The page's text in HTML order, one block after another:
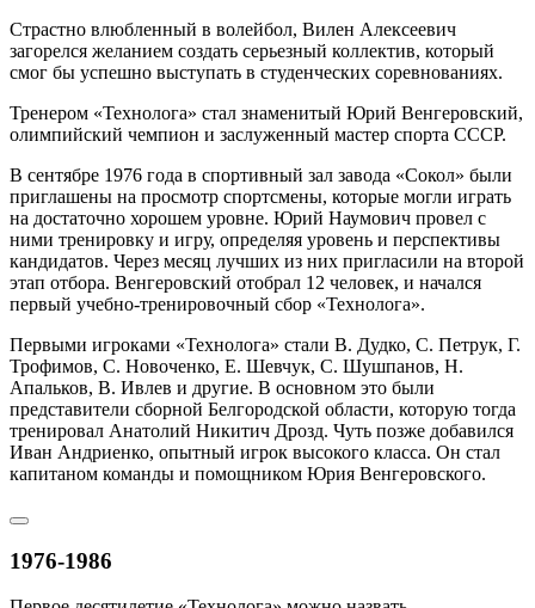
Страстно влюбленный в волейбол, Вилен Алексеевич
загорелся желанием создать серьезный коллектив, который
смог бы успешно выступать в студенческих соревнованиях.
Тренером «Технолога» стал знаменитый Юрий Венгеровский,
олимпийский чемпион и заслуженный мастер спорта СССР.
В сентябре 1976 года в спортивный зал завода «Сокол» были
приглашены на просмотр спортсмены, которые могли играть
на достаточно хорошем уровне. Юрий Наумович провел с
ними тренировку и игру, определяя уровень и перспективы
кандидатов. Через месяц лучших из них пригласили на второй
этап отбора. Венгеровский отобрал 12 человек, и начался
первый учебно-тренировочный сбор «Технолога».
Первыми игроками «Технолога» стали В. Дудко, С. Петрук, Г.
Трофимов, С. Новоченко, Е. Шевчук, С. Шушпанов, Н.
Апальков, В. Ивлев и другие. В основном это были
представители сборной Белгородской области, которую тогда
тренировал Анатолий Никитич Дрозд. Чуть позже добавился
Иван Андриенко, опытный игрок высокого класса. Он стал
капитаном команды и помощником Юрия Венгеровского.
1976-1986